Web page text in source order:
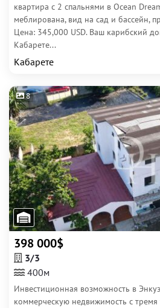
квартира с 2 спальнями в Ocean
меблирована, вид на сад и бассейн,
Цена: 345,000 USD. Ваш карибский
Кабарете...
Кабарете
8
398 000$
3/3
400м
Инвестиционная возможность в
коммерческую недвижимость с тремя